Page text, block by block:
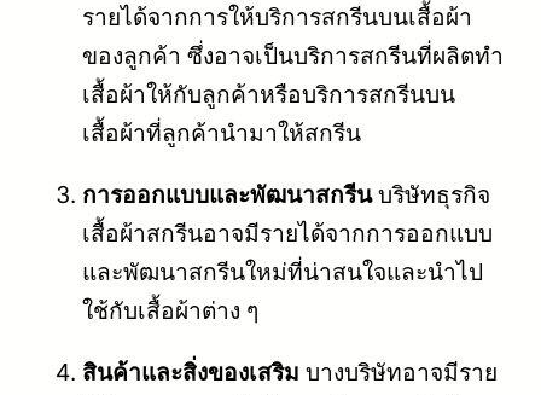
รายได้จากการให้บริการสกรีนบนเสื้อผ้า
ของลูกค้า ซึ่งอาจเป็นบริการสกรีนที่ผลิตทำ
เสื้อผ้าให้กับลูกค้าหรือบริการสกรีนบน
เสื้อผ้าที่ลูกค้านำมาให้สกรีน
การออกแบบและพัฒนาสกรีนบริษัทธุรกิจ
เสื้อผ้าสกรีนอาจมีรายได้จากการออกแบบ
และพัฒนาสกรีนใหม่ที่น่าสนใจและนำไป
ใช้กับเสื้อผ้าต่าง ๆ
สินค้าและสิ่งของเสริม บางบริษัทอาจมีราย